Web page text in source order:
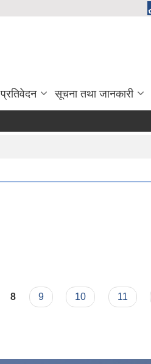
प्रतिवेदन सूचना तथा जानकारी
8 9 10 11